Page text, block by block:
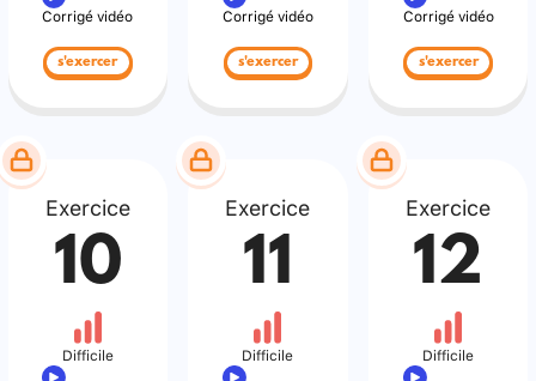
Corrigé vidéo
s'exercer
Corrigé vidéo
s'exercer
Corrigé vidéo
s'exercer
Exercice
10
Difficile
Exercice
11
Difficile
Exercice
12
Difficile